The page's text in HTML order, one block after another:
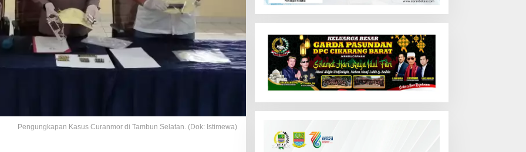
Pengungkapan Kasus Curanmor di Tambun Selatan. (Dok: Istimewa)